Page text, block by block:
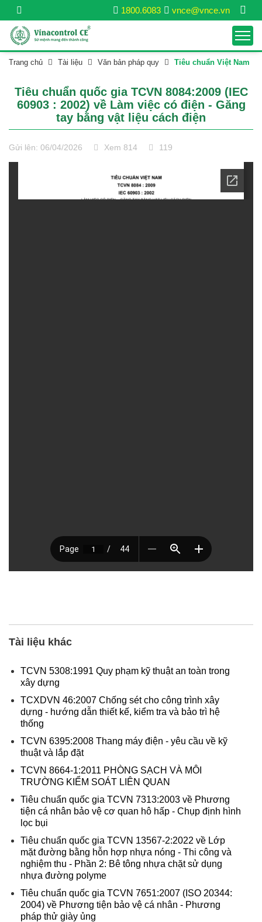
vnce@vnce.vn
1800.6083
Trang chủ Tài liệu Văn bản pháp quy Tiêu chuẩn Việt Nam
Tiêu chuẩn quốc gia TCVN 8084:2009 (IEC
60903 : 2002) về Làm việc có điện - Găng
tay bằng vật liệu cách điện
Gửi lên: 06/04/2026 Xem 814 119
Tài liệu khác
TCVN 5308:1991 Quy phạm kỹ thuật an toàn trong
xây dựng
TCXDVN 46:2007 Chống sét cho công trình xây
dựng - hướng dẫn thiết kế, kiểm tra và bảo trì hệ
thống
TCVN 6395:2008 Thang máy điện - yêu cầu về kỹ
thuật và lắp đặt
TCVN 8664-1:2011 PHÒNG SẠCH VÀ MÔI
TRƯỜNG KIỂM SOÁT LIÊN QUAN
Tiêu chuẩn quốc gia TCVN 7313:2003 về Phương
tiện cá nhân bảo vệ cơ quan hô hấp - Chụp định hình
lọc bụi
Tiêu chuẩn quốc gia TCVN 13567-2:2022 về Lớp
mặt đường bằng hỗn hợp nhựa nóng - Thi công và
nghiệm thu - Phần 2: Bê tông nhựa chặt sử dụng
nhựa đường polyme
Tiêu chuẩn quốc gia TCVN 7651:2007 (ISO 20344:
2004) về Phương tiện bảo vệ cá nhân - Phương
pháp thử giày ủng